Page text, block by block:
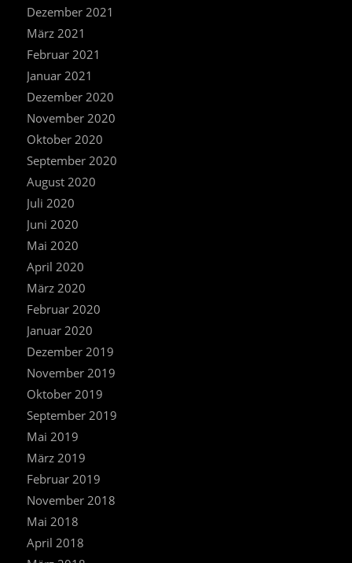
Dezember 2021
März 2021
Februar 2021
Januar 2021
Dezember 2020
November 2020
Oktober 2020
September 2020
August 2020
Juli 2020
Juni 2020
Mai 2020
April 2020
März 2020
Februar 2020
Januar 2020
Dezember 2019
November 2019
Oktober 2019
September 2019
Mai 2019
März 2019
Februar 2019
November 2018
Mai 2018
April 2018